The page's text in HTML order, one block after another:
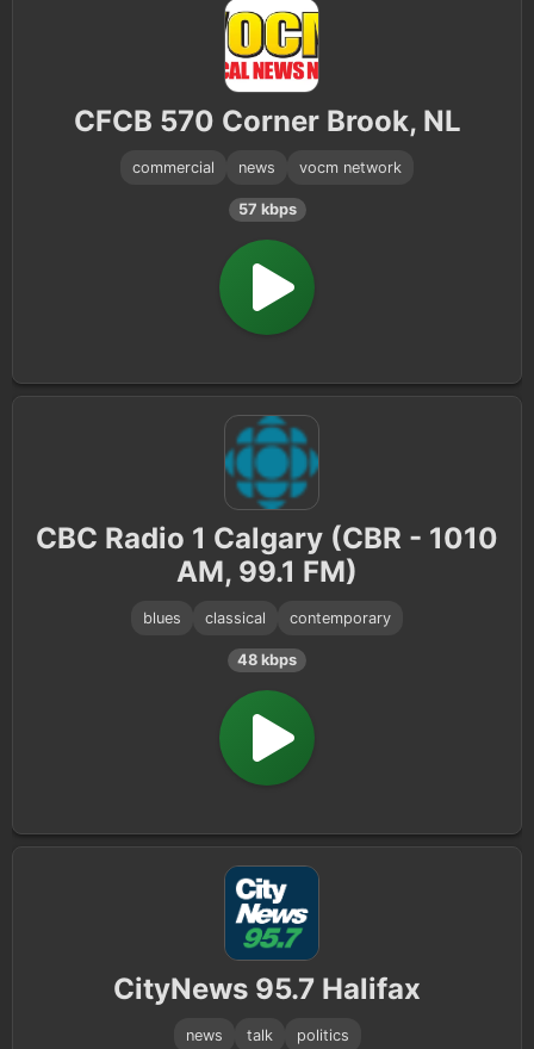
CFCB 570 Corner Brook, NL
commercial news vocm network
57 kbps
CBC Radio 1 Calgary (CBR - 1010
AM, 99.1 FM)
blues classical contemporary
48 kbps
CityNews 95.7 Halifax
news talk politics